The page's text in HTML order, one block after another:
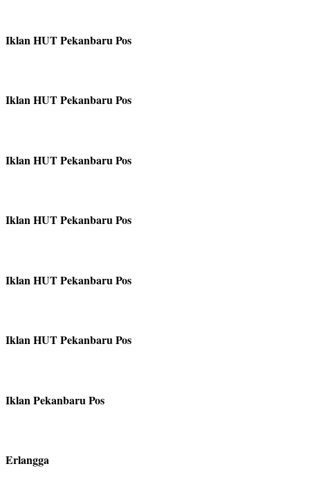
Iklan HUT Pekanbaru Pos
Iklan HUT Pekanbaru Pos
Iklan HUT Pekanbaru Pos
Iklan HUT Pekanbaru Pos
Iklan HUT Pekanbaru Pos
Iklan HUT Pekanbaru Pos
Iklan Pekanbaru Pos
Erlangga